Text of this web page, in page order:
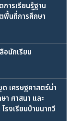
ารเรียนรู้ฐาน
พื้นที่การศึกษา
อนักเรียน
ด เศรษฐศาสตร์น่า
า ศาสนา และ
รงเรียนบ้านนาทวี